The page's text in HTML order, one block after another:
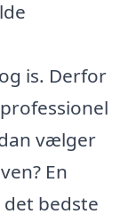
is. Derfor
vælger
En
bedste